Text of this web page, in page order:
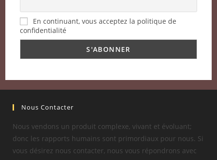
En continuant, vous acceptez la politique de
confidentialité
Nous Contacter
Nous vendons un produit complexe, vivant et évoluant;
donc les rapports humains sont primordiaux pour nous. Si
vous désirez nous contacter, nous vous répondrons avec